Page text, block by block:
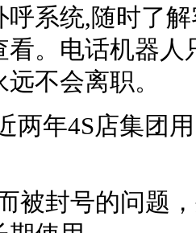
呼系统,随时了
看。电话机器
不会离职。
被封号的问题